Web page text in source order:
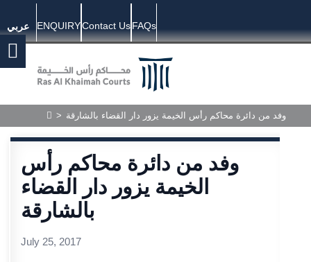
عربي ENQUIRYContact UsFAQs
> وفد من دائرة محاكم رأس الخيمة يزور دار القضاء بالشارقة
وفد من دائرة محاكم رأس
الخيمة يزور دار القضاء
بالشارقة
July 25, 2017